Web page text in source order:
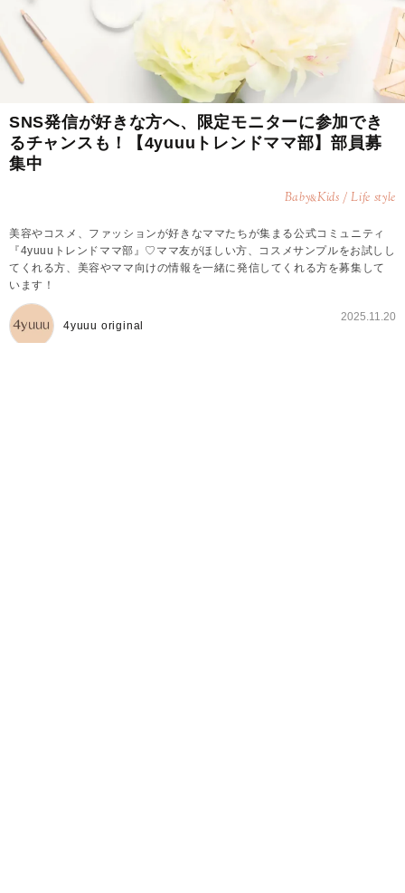
SNS発信が好きな方へ、限定モニターに参加でき
るチャンスも！【4yuuuトレンドママ部】部員募
集中
Baby&Kids / Life style
美容やコスメ、ファッションが好きなママたちが集まる公式コミュニティ
『4yuuuトレンドママ部』♡ママ友がほしい方、コスメサンプルをお試しし
てくれる方、美容やママ向けの情報を一緒に発信してくれる方を募集して
います！
4yuuu original
2025.11.20